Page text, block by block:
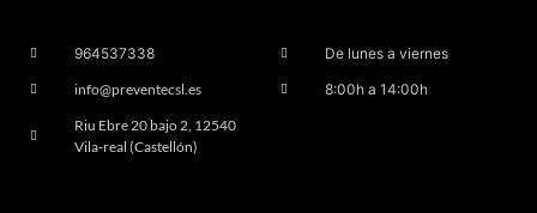
964537338
info@preventecsl.es
Riu Ebre 20 bajo 2, 12540
Vila-real (Castellón)
De lunes a viernes
8:00h a 14:00h